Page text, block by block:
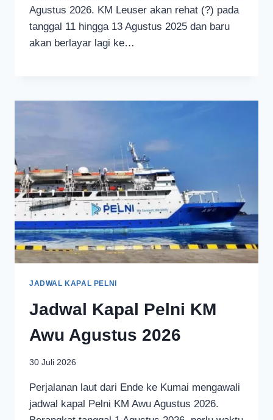
Agustus 2026. KM Leuser akan rehat (?) pada
tanggal 11 hingga 13 Agustus 2025 dan baru
akan berlayar lagi ke…
JADWAL KAPAL PELNI
Jadwal Kapal Pelni KM
Awu Agustus 2026
30 Juli 2026
Perjalanan laut dari Ende ke Kumai mengawali
jadwal kapal Pelni KM Awu Agustus 2026.